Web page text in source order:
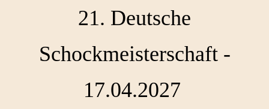
21. Deutsche
Schockmeisterschaft -
17.04.2027